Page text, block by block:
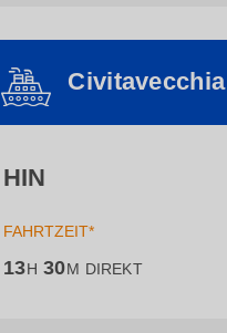
Civitavecchia
HIN
FAHRTZEIT*
13H 30M DIREKT